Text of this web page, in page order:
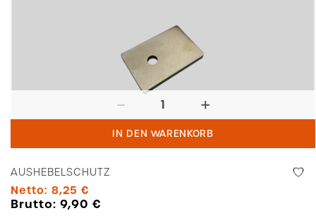
Menge
IN DEN WARENKORB
AUSHEBELSCHUTZ
Netto: 8,25 €
Brutto: 9,90 €